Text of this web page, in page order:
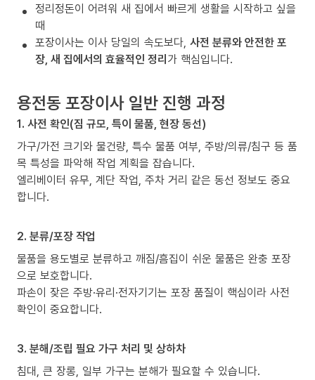
정리정돈이 어려워 새 집에서 빠르게 생활을 시작하고 싶을
때
포장이사는 이사 당일의 속도보다, 사전 분류와 안전한 포
장, 새 집에서의 효율적인 정리가 핵심입니다.
용전동 포장이사 일반 진행 과정
1. 사전 확인(짐 규모, 특이 물품, 현장 동선)
가구/가전 크기와 물건량, 특수 물품 여부, 주방/의류/침구 등 품
목 특성을 파악해 작업 계획을 잡습니다.
엘리베이터 유무, 계단 작업, 주차 거리 같은 동선 정보도 중요
합니다.
2. 분류/포장 작업
물품을 용도별로 분류하고 깨짐/흠집이 쉬운 물품은 완충 포장
으로 보호합니다.
파손이 잦은 주방·유리·전자기기는 포장 품질이 핵심이라 사전
확인이 중요합니다.
3. 분해/조립 필요 가구 처리 및 상하차
침대, 큰 장롱, 일부 가구는 분해가 필요할 수 있습니다.